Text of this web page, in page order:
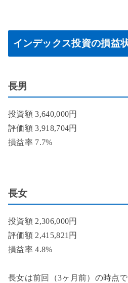
インデックス投資の損益
長男
投資額 3,640,000円
評価額 3,918,704円
損益率 7.7%
長女
投資額 2,306,000円
評価額 2,415,821円
損益率 4.8%
長女は前回（3ヶ月前）の時点